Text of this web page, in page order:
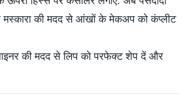
की मदद से आंखों के मेकअप को कंप्‍लीट
की मदद से लिप को परफेक्ट शेप दें और